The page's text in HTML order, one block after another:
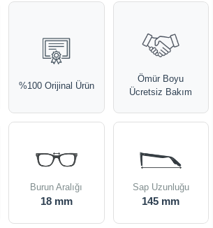
%100 Orijinal Ürün
Ömür Boyu
Ücretsiz Bakım
Burun Aralığı
18 mm
Sap Uzunluğu
145 mm